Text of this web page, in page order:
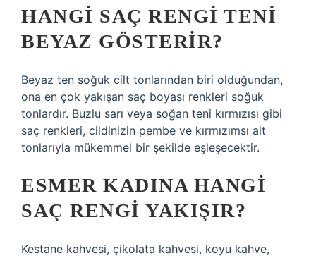
HANGI SAÇ RENGI TENI
BEYAZ GÖSTERIR?
Beyaz ten soğuk cilt tonlarından biri olduğundan,
ona en çok yakışan saç boyası renkleri soğuk
tonlardır. Buzlu sarı veya soğan teni kırmızısı gibi
saç renkleri, cildinizin pembe ve kırmızımsı alt
tonlarıyla mükemmel bir şekilde eşleşecektir.
ESMER KADINA HANGI
SAÇ RENGI YAKIŞIR?
Kestane kahvesi, çikolata kahvesi, koyu kahve,